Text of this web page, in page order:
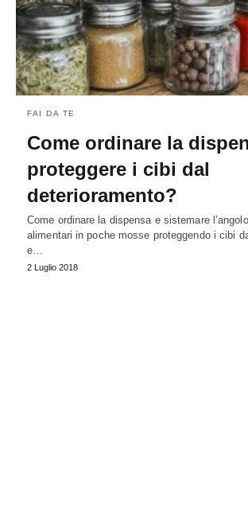
FAI DA TE
Come ordinare la
proteggere i cibi dal
deterioramento?
Come ordinare la dispensa e sistemare
alimentari in poche mosse proteggendo i cibi
e…
2 Luglio 2018